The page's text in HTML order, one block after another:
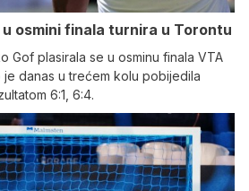
u osmini finala turnira u Torontu
Gof plasirala se u osminu finala VTA
danas u trećem kolu pobijedila
6:1, 6:4.